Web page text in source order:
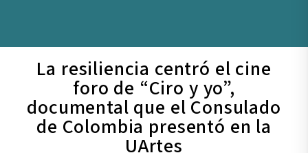
La resiliencia centró el cine
foro de “Ciro y yo”,
documental que el Consulado
de Colombia presentó en la
UArtes